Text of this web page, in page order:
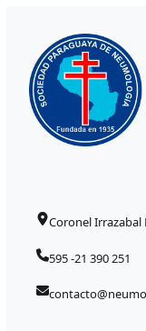
Coronel Irrazabal
595 -21 390 251